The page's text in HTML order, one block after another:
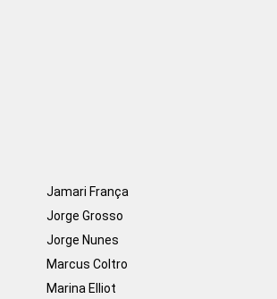
Jamari França
Jorge Grosso
Jorge Nunes
Marcus Coltro
Marina Elliot